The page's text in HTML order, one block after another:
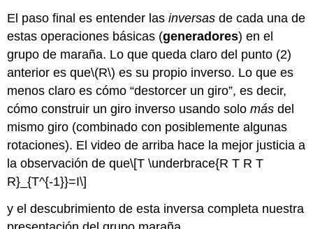
El paso final es entender lasinversas de cada una de
estas operaciones básicas (generadores) en el
grupo de maraña. Lo que queda claro del punto (2)
anterior es que\(R\) es su propio inverso. Lo que es
menos claro es cómo “destorcer un giro”, es decir,
cómo construir un giro inverso usando solomás del
mismo giro (combinado con posiblemente algunas
rotaciones). El video de arriba hace la mejor justicia a
la observación de que\[T \underbrace{R T R T
R}_{T^{-1}}=I\]
y el descubrimiento de esta inversa completa nuestra